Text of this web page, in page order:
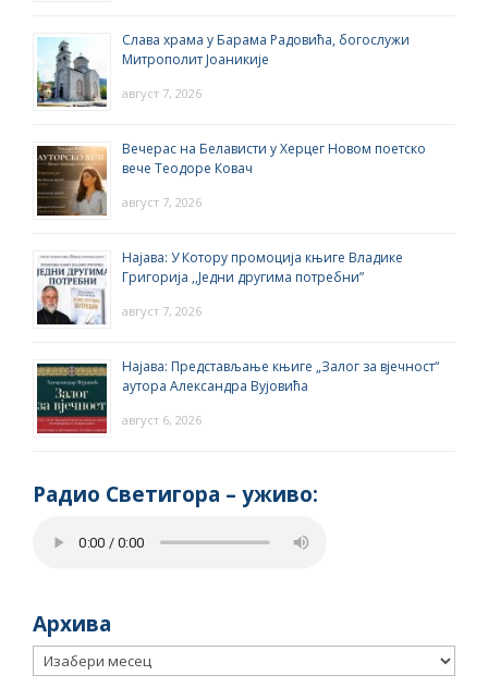
Слава храма у Барама Радовића, богослужи
Митрополит Јоаникије
август 7, 2026
Вечерас на Белависти у Херцег Новом поетско
вече Теодоре Ковач
август 7, 2026
Најава: У Котору промоција књиге Владике
Григорија ,,Једни другима потребни”
август 7, 2026
Најава: Представљање књиге „Залог за вјечност“
аутора Александра Вујовића
август 6, 2026
Радио Светигора – yживо:
Архива
Архива